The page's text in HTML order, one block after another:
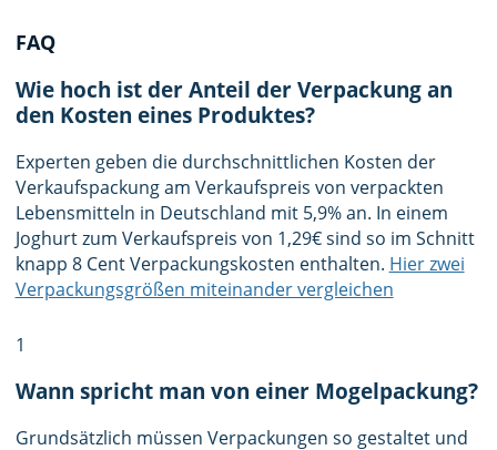
FAQ
Wie hoch ist der Anteil der Verpackung an
den Kosten eines Produktes?
Experten geben die durchschnittlichen Kosten der
Verkaufspackung am Verkaufspreis von verpackten
Lebensmitteln in Deutschland mit 5,9% an. In einem
Joghurt zum Verkaufspreis von 1,29€ sind so im Schnitt
knapp 8 Cent Verpackungskosten enthalten. Hier zwei
Verpackungsgrößen miteinander vergleichen
1
Wann spricht man von einer Mogelpackung?
Grundsätzlich müssen Verpackungen so gestaltet und